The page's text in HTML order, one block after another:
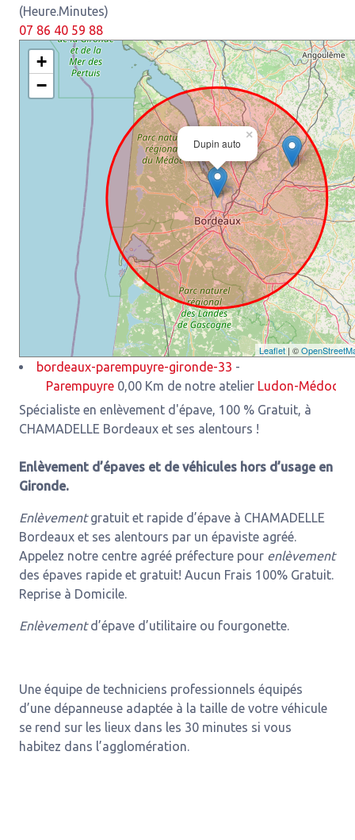
(Heure.Minutes)
07 86 40 59 88
Dupin auto
×
+
−
Leaflet | ©
bordeaux-parempuyre-gironde-33 -
Parempuyre0,00 Km de notre atelierLudon-Médoc3,93
Spécialiste en enlèvement d'épave, 100 % Gratuit, à
CHAMADELLE Bordeaux et ses alentours !
Enlèvement d’épaves et de véhicules hors d’usage en
Gironde.
Enlèvementgratuit et rapide d’épave à CHAMADELLE
Bordeaux et ses alentours par un épaviste agréé.
Appelez notre centre agréé préfecture pour enlèvement
des épaves rapide et gratuit! Aucun Frais 100% Gratuit.
Reprise à Domicile.
Enlèvementd’épave d’utilitaire ou fourgonette.
Une équipe de techniciens professionnels équipés
d’une dépanneuse adaptée à la taille de votre véhicule
se rend sur les lieux dans les 30 minutes si vous
habitez dans l’agglomération.